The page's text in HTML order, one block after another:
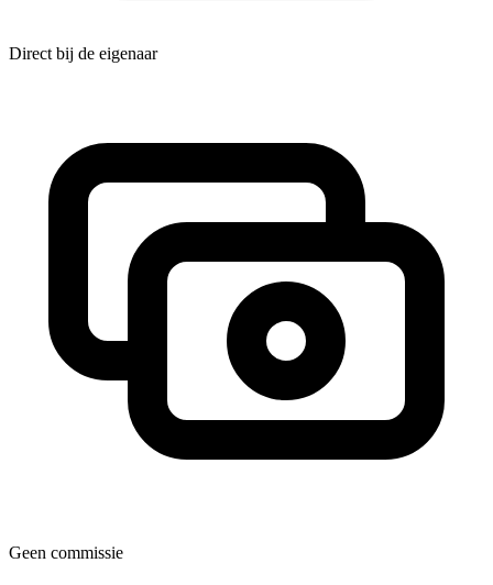
Direct bij de eigenaar
Geen commissie